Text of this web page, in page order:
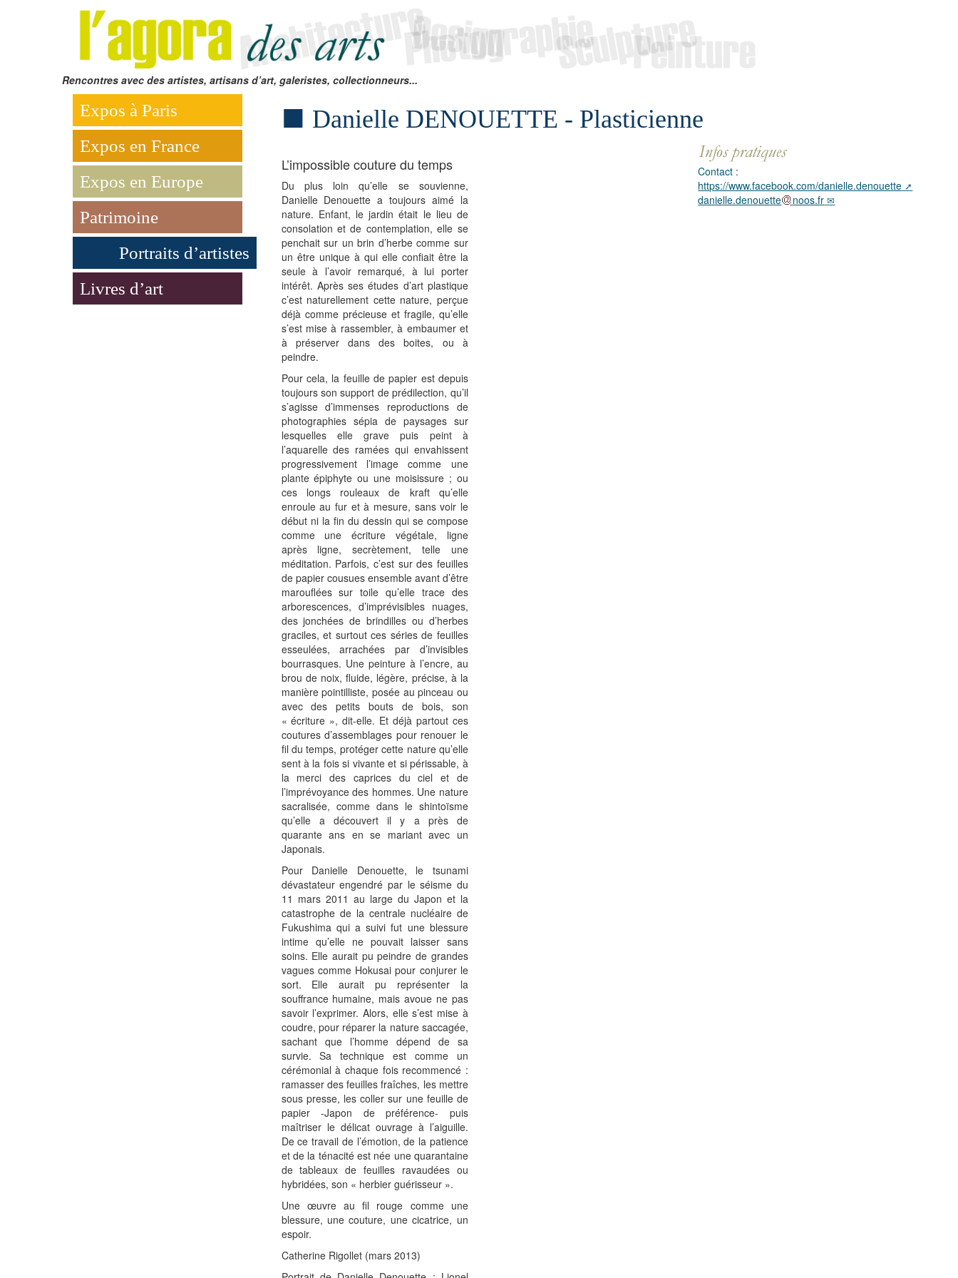
Rencontres avec des artistes, artisans d’art, galeristes, collectionneurs...
Expos à Paris
Expos en France
Expos en Europe
Patrimoine
Portraits d’artistes
Livres d’art
Danielle DENOUETTE - Plasticienne
L’impossible couture du temps
Du plus loin qu’elle se souvienne,
Danielle Denouette a toujours aimé la
nature. Enfant, le jardin était le lieu de
consolation et de contemplation, elle se
penchait sur un brin d’herbe comme sur
un être unique à qui elle confiait être la
seule à l’avoir remarqué, à lui porter
intérêt. Après ses études d’art plastique
c’est naturellement cette nature, perçue
déjà comme précieuse et fragile, qu’elle
s’est mise à rassembler, à embaumer et
à préserver dans des boites, ou à
peindre.
Pour cela, la feuille de papier est depuis
toujours son support de prédilection, qu’il
s’agisse d’immenses reproductions de
photographies sépia de paysages sur
lesquelles elle grave puis peint à
l’aquarelle des ramées qui envahissent
progressivement l’image comme une
plante épiphyte ou une moisissure ; ou
ces longs rouleaux de kraft qu’elle
enroule au fur et à mesure, sans voir le
début ni la fin du dessin qui se compose
comme une écriture végétale, ligne
après ligne, secrètement, telle une
méditation. Parfois, c’est sur des feuilles
de papier cousues ensemble avant d’être
marouflées sur toile qu’elle trace des
arborescences, d’imprévisibles nuages,
des jonchées de brindilles ou d’herbes
graciles, et surtout ces séries de feuilles
esseulées, arrachées par d’invisibles
bourrasques. Une peinture à l’encre, au
brou de noix, fluide, légère, précise, à la
manière pointilliste, posée au pinceau ou
avec des petits bouts de bois, son
« écriture », dit-elle. Et déjà partout ces
coutures d’assemblages pour renouer le
fil du temps, protéger cette nature qu’elle
sent à la fois si vivante et si périssable, à
la merci des caprices du ciel et de
l’imprévoyance des hommes. Une nature
sacralisée, comme dans le shintoïsme
qu’elle a découvert il y a près de
quarante ans en se mariant avec un
Japonais.
Pour Danielle Denouette, le tsunami
dévastateur engendré par le séisme du
11 mars 2011 au large du Japon et la
catastrophe de la centrale nucléaire de
Fukushima qui a suivi fut une blessure
intime qu’elle ne pouvait laisser sans
soins. Elle aurait pu peindre de grandes
vagues comme Hokusai pour conjurer le
sort. Elle aurait pu représenter la
souffrance humaine, mais avoue ne pas
savoir l’exprimer. Alors, elle s’est mise à
coudre, pour réparer la nature saccagée,
sachant que l’homme dépend de sa
survie. Sa technique est comme un
cérémonial à chaque fois recommencé :
ramasser des feuilles fraîches, les mettre
sous presse, les coller sur une feuille de
papier -Japon de préférence- puis
maîtriser le délicat ouvrage à l’aiguille.
De ce travail de l’émotion, de la patience
et de la ténacité est née une quarantaine
de tableaux de feuilles ravaudées ou
hybridées, son « herbier guérisseur ».
Une œuvre au fil rouge comme une
blessure, une couture, une cicatrice, un
espoir.
Catherine Rigollet (mars 2013)
Contact :
https://www.facebook.com/danielle.denouette
danielle.denouette
noos.fr